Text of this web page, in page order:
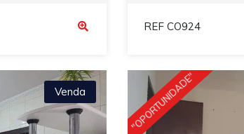
REF CO924
Venda "OPORTUNIDADE"